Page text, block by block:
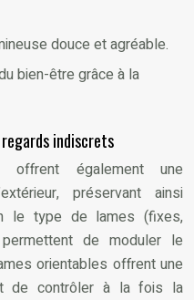
douce et agréable.
bien-être grâce à la
indiscrets
offrent également une
préservant ainsi
le type de lames (fixes,
de moduler le
orientables offrent une
de contrôler à la fois la